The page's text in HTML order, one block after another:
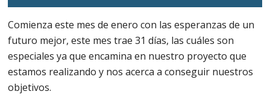
Comienza este mes de enero con las esperanzas de un
futuro mejor, este mes trae 31 días, las cuáles son
especiales ya que encamina en nuestro proyecto que
estamos realizando y nos acerca a conseguir nuestros
objetivos.